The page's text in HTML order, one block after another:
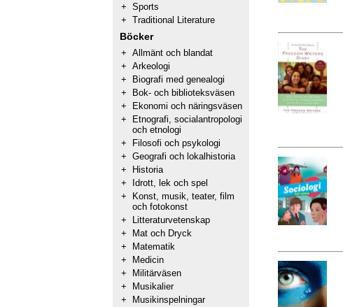
+ Sports
+ Traditional Literature
Böcker
+ Allmänt och blandat
+ Arkeologi
+
Biografi med genealogi
+
Bok- och biblioteksväsen
+
Ekonomi och näringsväsen
+
Etnografi, socialantropologi
och etnologi
+
Filosofi och psykologi
+ Geografi och lokalhistoria
+
Historia
+
Idrott, lek och spel
+
Konst, musik, teater, film
och fotokonst
+
Litteraturvetenskap
+
Mat och Dryck
+
Matematik
+
Medicin
+
Militärväsen
+
Musikalier
+
Musikinspelningar